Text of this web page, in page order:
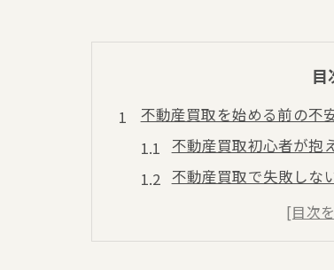
目
不動産買取を始める前の不
不動産買取初心者が抱
不動産買取で失敗しな
査定依頼時に起きやす
大阪府泉南市男里で不